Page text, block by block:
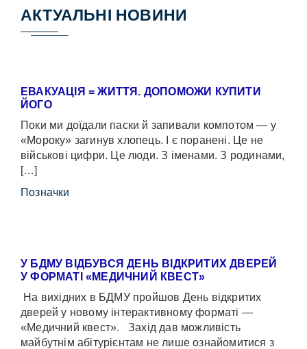
АКТУАЛЬНІ НОВИНИ
ЕВАКУАЦІЯ = ЖИТТЯ. ДОПОМОЖИ КУПИТИ
ЙОГО
Поки ми доїдали паски й запивали компотом — у
«Мороку» загинув хлопець. І є поранені. Це не
військові цифри. Це люди. З іменами. З родинами,
[…]
Позначки
У БДМУ ВІДБУВСЯ ДЕНЬ ВІДКРИТИХ ДВЕРЕЙ
У ФОРМАТІ «МЕДИЧНИЙ КВЕСТ»
На вихідних в БДМУ пройшов День відкритих
дверей у новому інтерактивному форматі —
«Медичний квест». Захід дав можливість
майбутнім абітурієнтам не лише ознайомитися з